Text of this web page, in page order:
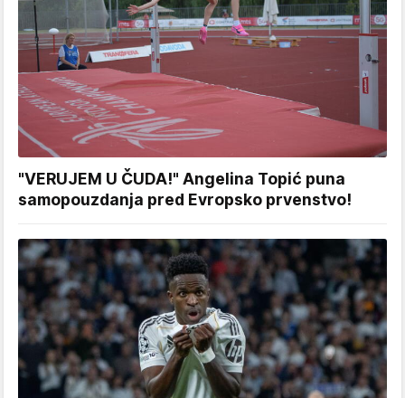
"VERUJEM U ČUDA!" Angelina Topić puna
samopouzdanja pred Evropsko prvenstvo!